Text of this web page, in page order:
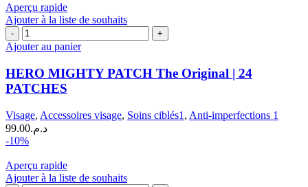
Aperçu rapide
Ajouter à la liste de souhaits
quantité
de
MIGHTY
PATCH
The
|
24
PATCHES
Ajouter au panier
HERO MIGHTY PATCH The Original | 24
PATCHES
Visage, Accessoires visage, Soins ciblés1 , Anti-imperfections 1
د.م.99.00
-10%
Aperçu rapide
Ajouter à la liste de souhaits